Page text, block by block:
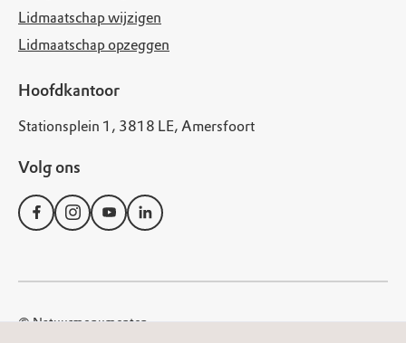
Lidmaatschap wijzigen
Lidmaatschap opzeggen
Hoofdkantoor
Stationsplein 1, 3818 LE, Amersfoort
Volg ons
© Natuurmonumenten